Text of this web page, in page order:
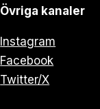
Övriga kanaler
Instagram
Facebook
Twitter/X